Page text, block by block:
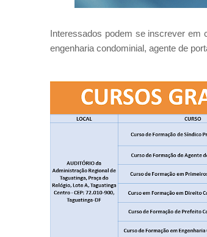
Interessados podem se inscrever em
engenharia condominial, agente de